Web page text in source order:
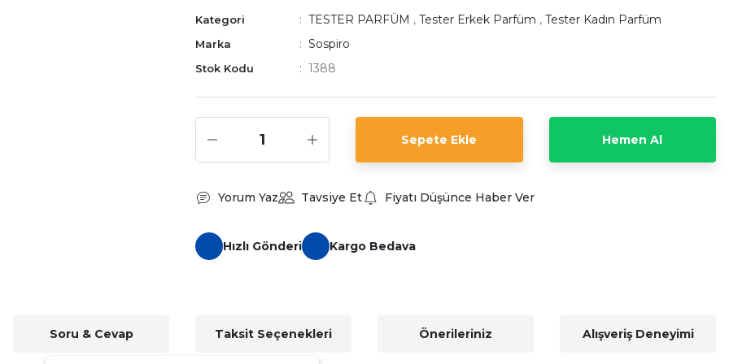
Kategori TESTER PARFÜM , Tester Erkek Parfüm , Tester Kadın Parfüm
Marka Sospiro
Stok Kodu 1388
Sepete Ekle Hemen Al
Yorum Yaz Tavsiye Et Fiyatı Düşünce Haber Ver
Hızlı Gönderi Kargo Bedava
Soru & Cevap Taksit Seçenekleri Önerileriniz Alışveriş Deneyimi